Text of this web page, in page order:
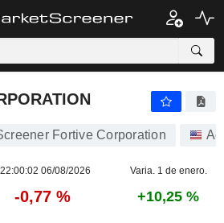
Fortive Corporation
22:00:02 06/08/2026 Varia. 1 de enero.
-0,77 % +10,25 %